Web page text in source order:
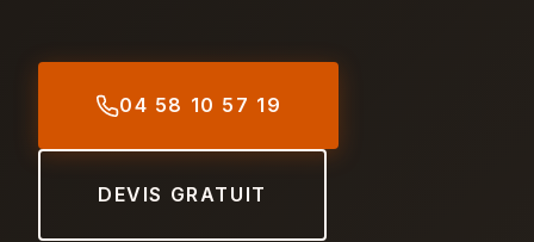
04 58 10 57 19
DEVIS GRATUIT